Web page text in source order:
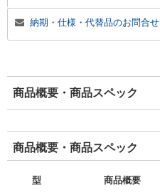
納期・仕様・代替品のお問合せ
商品概要・商品スペック
商品概要・商品スペック
型 商品概要